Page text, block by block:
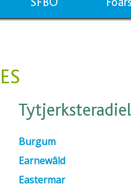
SFBO
Tytjerksteradiel
Burgum
Earnewâld
Eastermar